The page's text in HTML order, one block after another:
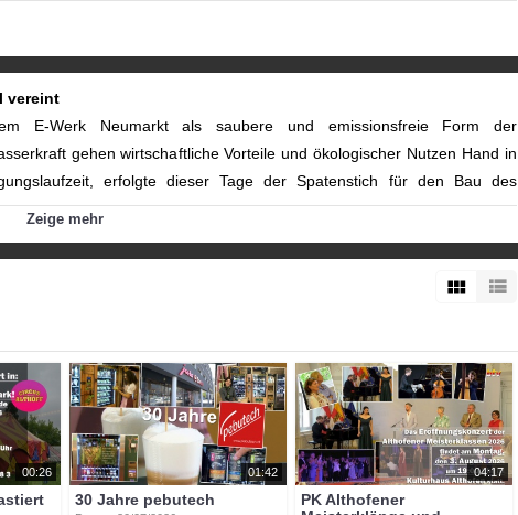
vereint
E-Werk Neumarkt als saubere und emissionsfreie Form der
gehen wirtschaftliche Vorteile und ökologischer Nutzen Hand in
erfolgte dieser Tage der Spatenstich für den Bau des
belaufen sich auf ca. 1,45 Mio. Euro. Das Kraftwerk weist
Baufertigstellung erfolgt voraussichtlich bis Ende des Jahres. Die
josef_maier gerd_hofer josef_fuchs
karl_jandl
Zeige mehr
00:26 01:42
30 Jahre pebutech
04:17
PK Althofener